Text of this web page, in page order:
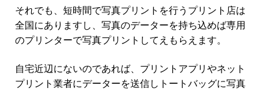
それでも、短時間で写真プリントを行うプリント店は
全国にありますし、写真のデーターを持ち込めば専用
のプリンターで写真プリントしてえもらえます。
自宅近辺にないのであれば、プリントアプリやネット
プリント業者にデーターを送信しトートバッグに写真